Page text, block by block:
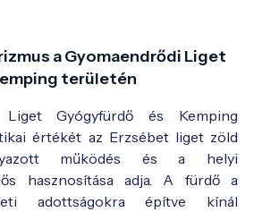
a Gyomaendrődi Liget
területén
Liget Gyógyfürdő és Kemping
értékét az Erzsébet liget zöld
működés és a helyi
hasznosítása adja. A fürdő a
adottságokra építve kínál